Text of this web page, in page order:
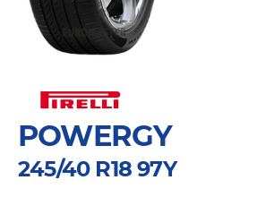
POWERGY
245/40 R18 97Y